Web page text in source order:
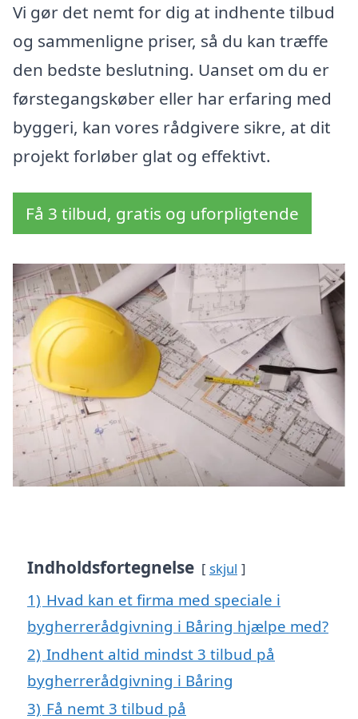
Vi gør det nemt for dig at indhente tilbud
og sammenligne priser, så du kan træffe
den bedste beslutning. Uanset om du er
førstegangskøber eller har erfaring med
byggeri, kan vores rådgivere sikre, at dit
projekt forløber glat og effektivt.
Få 3 tilbud, gratis og uforpligtende
Indholdsfortegnelse skjul
1) Hvad kan et firma med speciale i
bygherrerådgivning i Båring hjælpe med?
2) Indhent altid mindst 3 tilbud på
bygherrerådgivning i Båring
3) Få nemt 3 tilbud på